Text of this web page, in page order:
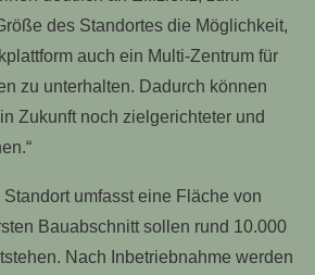
des Standortes die Möglichkeit,
auch ein Multi-Zentrum für
zu unterhalten. Dadurch können
Zukunft noch zielgerichteter und
umfasst eine Fläche von
Bauabschnitt sollen rund 10.000
Nach Inbetriebnahme werden